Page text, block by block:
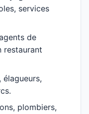
services
de
restaurant
élagueurs,
plombiers,